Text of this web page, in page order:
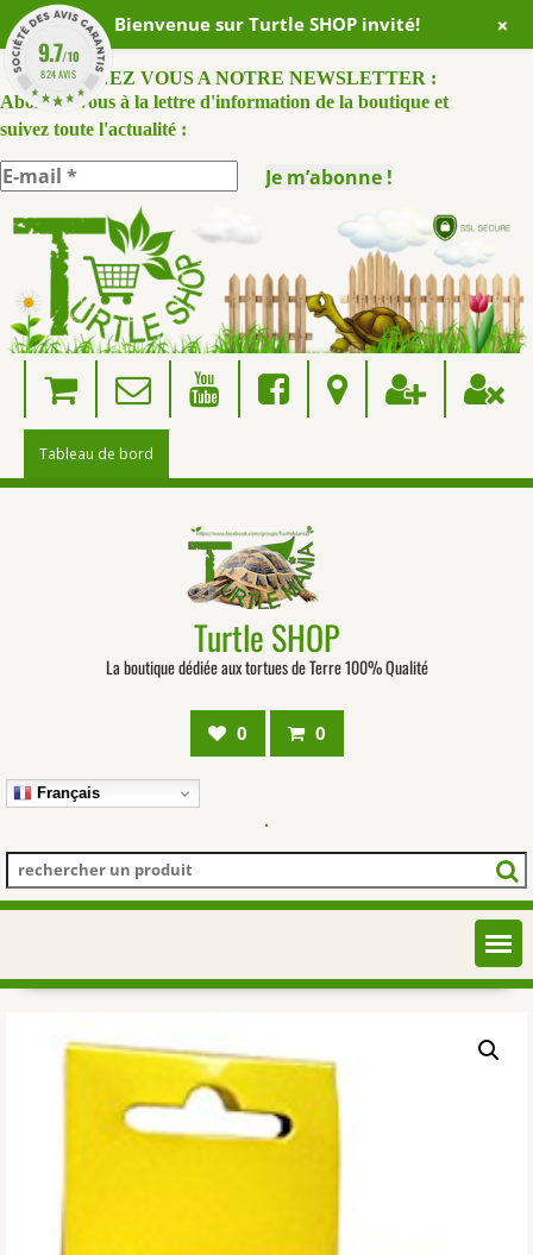
ABONNEZ VOUS A NOTRE NEWSLETTER :
Abonnez-vous à la lettre d'information de la boutique et
suivez toute l'actualité :
Skip
to
content
Tableau de bord
Turtle SHOP
La boutique dédiée aux tortues de Terre 100% Qualité
0 0
Français
.
Bienvenue sur Turtle SHOP invité! +
9.7/10
824 AVIS